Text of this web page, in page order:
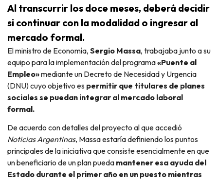
Al transcurrir los doce meses, deberá decidir
si continuar con la modalidad o ingresar al
mercado formal.
El ministro de Economía, Sergio Massa, trabajaba junto a su
equipo para la implementación del programa«Puente al
Empleo»mediante un Decreto de Necesidad y Urgencia
(DNU) cuyo objetivo es permitir que titulares de planes
sociales se puedan integrar al mercado laboral
formal.
De acuerdo con detalles del proyecto al que accedió
Noticias Argentinas, Massa estaría definiendo los puntos
principales de la iniciativa que consiste esencialmente en que
un beneficiario de un plan pueda mantener esa ayuda del
Estado durante el primer año en un puesto mientras